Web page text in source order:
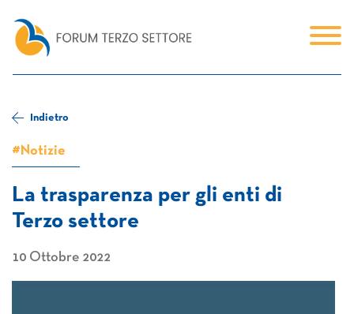
Indietro
#Notizie
La trasparenza per gli enti di
Terzo settore
10 Ottobre 2022